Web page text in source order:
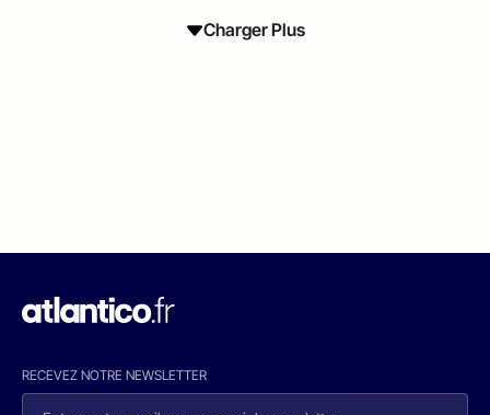
Charger Plus
RECEVEZ NOTRE NEWSLETTER